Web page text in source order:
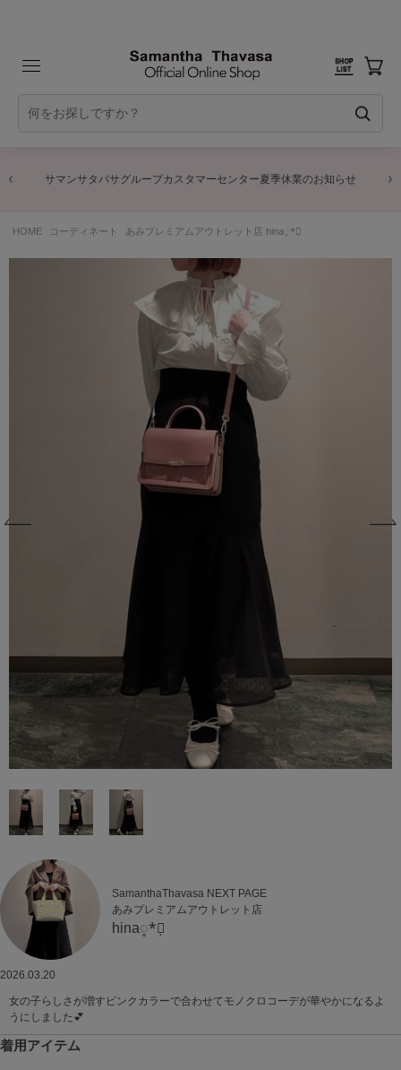
サマンサタバサグループカスタマーセンター夏季休業のお知らせ
HOME コーディネート あみプレミアムアウトレット店 hina◌̥*⃝̣
SamanthaThavasa NEXT PAGE
あみプレミアムアウトレット店
hina◌̥*⃝̣
2026.03.20
女の子らしさが増すピンクカラーで合わせてモノクロコーデが華やかになるよ
うにしました💕
着用アイテム